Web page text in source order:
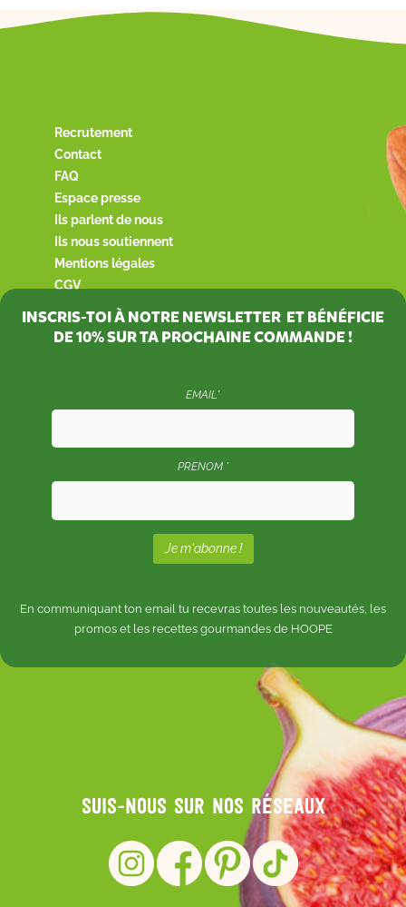
Recrutement
Contact
FAQ
Espace presse
Ils parlent de nous
Ils nous soutiennent
Mentions légales
CGV
INSCRIS-TOI À NOTRE NEWSLETTER ET BÉNÉFICIE
DE10%SUR TA PROCHAINE COMMANDE !
EMAIL*
PRENOM *
En communiquant ton email tu recevras toutes les nouveautés, les
promos et les recettes gourmandes de HOOPE
Suis-nous sur nos réseaux